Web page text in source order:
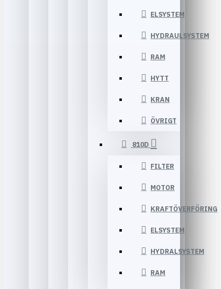
ELSYSTEM
HYDRAULSYSTEM
RAM
HYTT
KRAN
ÖVRIGT
810D
FILTER
MOTOR
KRAFTÖVERFÖRING
ELSYSTEM
HYDRALSYSTEM
RAM